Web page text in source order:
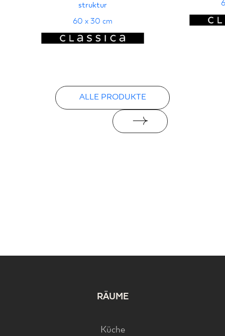
struktur
60 x 30 cm
ALLE PRODUKTE
RÄUME
Küche